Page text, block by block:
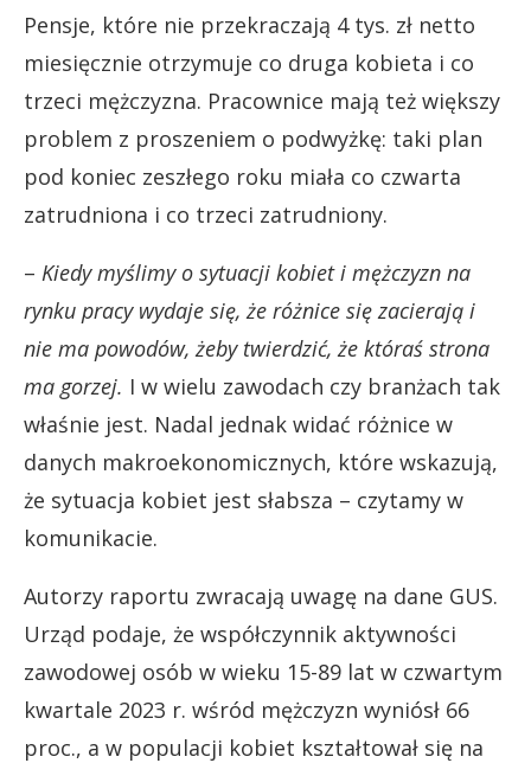
Pensje, które nie przekraczają 4 tys. zł netto
miesięcznie otrzymuje co druga kobieta i co
trzeci mężczyzna. Pracownice mają też większy
problem z proszeniem o podwyżkę: taki plan
pod koniec zeszłego roku miała co czwarta
zatrudniona i co trzeci zatrudniony.
– Kiedy myślimy o sytuacji kobiet i mężczyzn na
rynku pracy wydaje się, że różnice się zacierają i
nie ma powodów, żeby twierdzić, że któraś strona
ma gorzej. I w wielu zawodach czy branżach tak
właśnie jest. Nadal jednak widać różnice w
danych makroekonomicznych, które wskazują,
że sytuacja kobiet jest słabsza – czytamy w
komunikacie.
Autorzy raportu zwracają uwagę na dane GUS.
Urząd podaje, że współczynnik aktywności
zawodowej osób w wieku 15-89 lat w czwartym
kwartale 2023 r. wśród mężczyzn wyniósł 66
proc., a w populacji kobiet kształtował się na